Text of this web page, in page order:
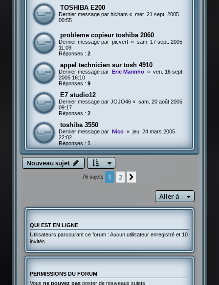
TOSHIBA E200
Dernier message par hicham« mer. 21 sept. 2005
00:55
probleme copieur toshiba 2060
Dernier message par picvert « sam. 17 sept. 2005
11:09
Réponses : 2
appel technicien sur tosh 4910
Dernier message par Eric Marinho « ven. 16 sept.
2005 16:10
Réponses : 9
E7 studio12
Dernier message par JOJO46« sam. 20 août 2005
09:17
Réponses : 2
toshiba 3550
Dernier message par Nico « jeu. 24 mars 2005
22:02
Réponses :1
Nouveau sujet
76 sujets 1 2
Aller à
QUI EST EN LIGNE
Utilisateurs parcourant ce forum : Aucun utilisateur enregistré et 10
invités
PERMISSIONS DU FORUM
Vous ne pouvez pasposter de nouveaux sujets